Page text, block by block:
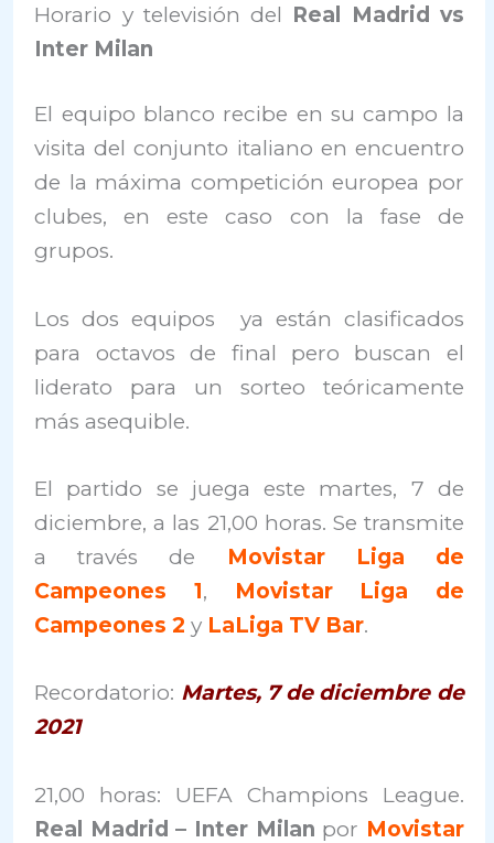
Horario y televisión del Real Madrid vs
Inter Milan
El equipo blanco recibe en su campo la
visita del conjunto italiano en encuentro
de la máxima competición europea por
clubes, en este caso con la fase de
grupos.
Los dos equipos ya están clasificados
para octavos de final pero buscan el
liderato para un sorteo teóricamente
más asequible.
El partido se juega este martes, 7 de
diciembre, a las 21,00 horas. Se transmite
a través de
Movistar Liga de
Campeones 1,
Movistar Liga de
Campeones 2 y LaLiga TV Bar.
Recordatorio: Martes, 7 de diciembre de
2021
21,00 horas: UEFA Champions League.
Real Madrid – Inter Milan por Movistar